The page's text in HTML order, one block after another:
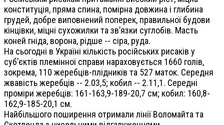
конституція, пряма спина, помірна довжина і глибина
грудей, добре виповнений поперек, правильної будови
кінцівки, міцні сухожилки та зв’язки суглобів. Масть
коней гніда, ворона, рідше -- сіра, руда.
На сьогодні в Україні кількість російських рисаків у
суб’єктів племінної справи нараховується 1660 голів,
зокрема, 110 жеребців-плідників та 527 маток. Середня
жвавість жеребців -- 2.03,5; кобил -- 2.11,1. Середні
проміри жеребців: 161-163,9-189-20,7 см; кобил: 160,8-
162,9-185-20,1 см.
Найбільшого поширення отримали лінії Воломайта та